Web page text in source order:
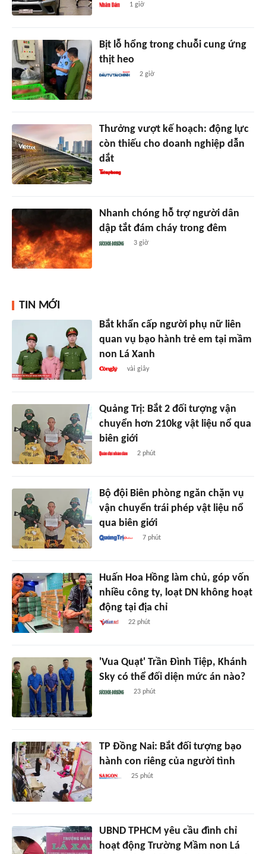
1 giờ
Bịt lỗ hổng trong chuỗi cung ứng
thịt heo
2 giờ
Thưởng vượt kế hoạch: động lực
còn thiếu cho doanh nghiệp dẫn
dắt
Nhanh chóng hỗ trợ người dân
dập tắt đám cháy trong đêm
3 giờ
TIN MỚI
Bắt khẩn cấp người phụ nữ liên
quan vụ bạo hành trẻ em tại mầm
non Lá Xanh
vài giây
Quảng Trị: Bắt 2 đối tượng vận
chuyển hơn 210kg vật liệu nổ qua
biên giới
2 phút
Bộ đội Biên phòng ngăn chặn vụ
vận chuyển trái phép vật liệu nổ
qua biên giới
7 phút
Huấn Hoa Hồng làm chủ, góp vốn
nhiều công ty, loạt DN không hoạt
động tại địa chỉ
22 phút
'Vua Quạt' Trần Đình Tiệp, Khánh
Sky có thể đối diện mức án nào?
23 phút
TP Đồng Nai: Bắt đối tượng bạo
hành con riêng của người tình
25 phút
UBND TPHCM yêu cầu đình chỉ
hoạt động Trường Mầm non Lá